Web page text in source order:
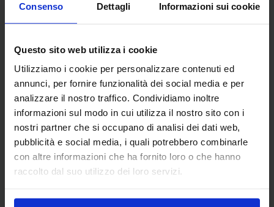
Consenso Dettagli Informazioni sui cookie
Questo sito web utilizza i cookie
Utilizziamo i cookie per personalizzare contenuti ed
annunci, per fornire funzionalità dei social media e per
analizzare il nostro traffico. Condividiamo inoltre
informazioni sul modo in cui utilizza il nostro sito con i
nostri partner che si occupano di analisi dei dati web,
pubblicità e social media, i quali potrebbero combinarle
con altre informazioni che ha fornito loro o che hanno
raccolto dal suo utilizzo dei loro servizi.
Email Address
Password
Remember Me
Sign In
Forgot Password